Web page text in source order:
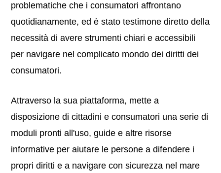
problematiche che i consumatori affrontano
quotidianamente, ed è stato testimone diretto della
necessità di avere strumenti chiari e accessibili
per navigare nel complicato mondo dei diritti dei
consumatori.
Attraverso la sua piattaforma, mette a
disposizione di cittadini e consumatori una serie di
moduli pronti all'uso, guide e altre risorse
informative per aiutare le persone a difendere i
propri diritti e a navigare con sicurezza nel mare